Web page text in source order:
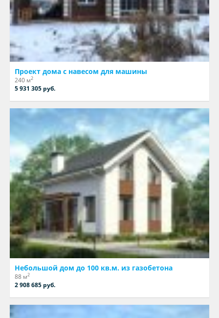
Проект дома с навесом для машины
240 м2
5 931 305 руб.
Небольшой дом до 100 кв.м. из газобетона
88 м2
2 908 685 руб.